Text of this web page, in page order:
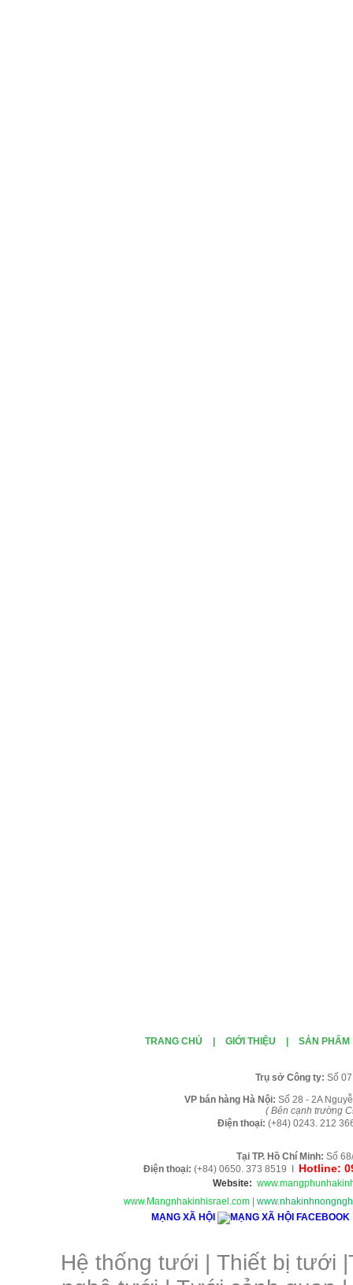
TRANG CHỦ GIỚI THIỆU SẢN PHẨM
Trụ sở Công ty: Số
VP bán hàng Hà Nội: Số 28 - 2A
( Bên cạnh trường
Điện thoại: (+84) 0243. 212
Tại TP. H ồ Chí Minh: Số
Điện thoại: (+84) 0650. 373 8519 I Hotline:
Website:
www.Mangnhakinhisrael.com
MẠNG XÃ HỘI
Hệ thống tưới Thiết bị tưới